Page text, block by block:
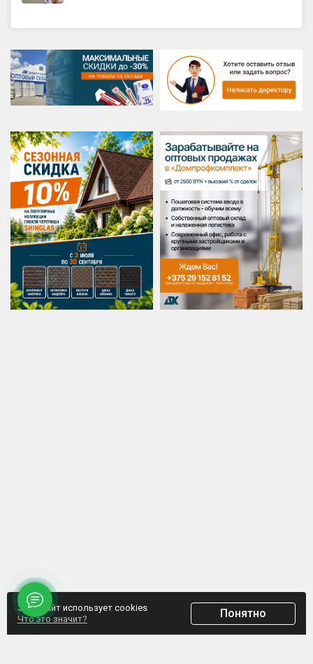
Этот сайт использует cookies
Что это значит?
Понятно